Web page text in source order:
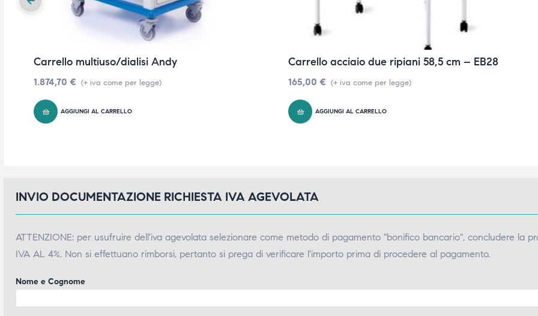
Carrello multiuso/dialisi Andy
1.874,70 € (+ iva come per legge)
AGGIUNGI AL CARRELLO
Carrello acciaio due ripiani 58,5 cm – EB28
165,00 € (+ iva come per legge)
AGGIUNGI AL CARRELLO
INVIO DOCUMENTAZIONE RICHIESTA IVA AGEVOLATA
ATTENZIONE: per usufruire dell'iva agevolata selezionare come metodo di pagamento "bonifico bancario", concludere la
IVA AL 4%. Non si effettuano rimborsi, pertanto si prega di verificare l'importo prima di procedere al pagamento.
Nome e Cognome